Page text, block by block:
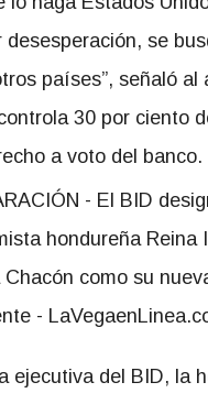
desesperación, se
países”, señaló al
30 por ciento
a voto del banco.
ejecutiva del BID, la